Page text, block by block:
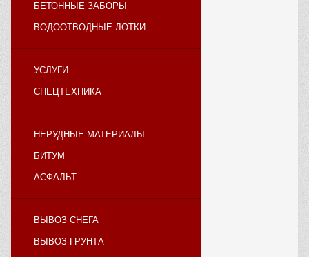
БЕТОННЫЕ ЗАБОРЫ
ВОДООТВОДНЫЕ ЛОТКИ
УСЛУГИ
СПЕЦТЕХНИКА
НЕРУДНЫЕ МАТЕРИАЛЫ
БИТУМ
АСФАЛЬТ
ВЫВОЗ СНЕГА
ВЫВОЗ ГРУНТА